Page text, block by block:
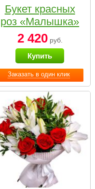
Заказать в один клик
Букет красных
роз «Малышка»
2 420руб.
Купить